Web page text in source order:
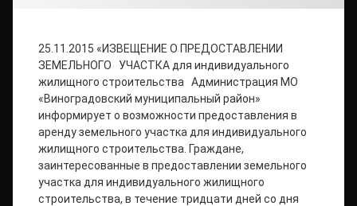
25.11.2015 «ИЗВЕЩЕНИЕ О ПРЕДОСТАВЛЕНИИ
ЗЕМЕЛЬНОГО УЧАСТКА для индивидуального
жилищного строительства Администрация МО
«Виноградовский муниципальный район»
информирует о возможности предоставления в
аренду земельного участка для индивидуального
жилищного строительства. Граждане,
заинтересованные в предоставлении земельного
участка для индивидуального жилищного
строительства, в течение тридцати дней со дня